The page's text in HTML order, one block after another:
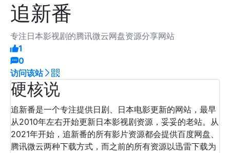
追新番
专注日本影视剧的腾讯微云网盘资源分享网站
1
0
访问该站
硬核说
追新番是一个专注提供日剧、日本电影更新的网站，最早
从2010年左右开始更新日本影视剧资源，妥妥的老站。从
2021年开始，追新番的所有影片资源都会提供百度网盘、
腾讯微云两种下载方式，而之前的所有资源以迅雷下载为